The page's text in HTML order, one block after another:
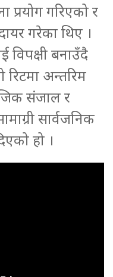
गरिएको र
गरेका थिए ।
विपक्षी बनाउँदै
रिटमा अन्तरिम
संजाल र
सार्वजनिक
हो ।